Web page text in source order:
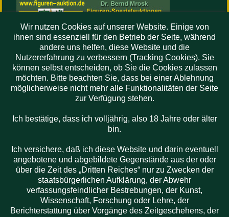
Aktuelles:
10.11.26 nutzbar.
Wir nutzen Cookies auf unserer Website. Einige von
ihnen sind essenziell für den Betrieb der Seite, während
andere uns helfen, diese Website und die
Nutzererfahrung zu verbessern (Tracking Cookies). Sie
können selbst entscheiden, ob Sie die Cookies zulassen
möchten. Bitte beachten Sie, dass bei einer Ablehnung
möglicherweise nicht mehr alle Funktionalitäten der Seite
zur Verfügung stehen.
Ich bestätige, dass ich volljährig, also 18 Jahre oder älter
bin.
Ich versichere, daß ich diese Website und darin eventuell
angebotene und abgebildete Gegenstände aus der oder
über die Zeit des „Dritten Reiches“ nur zu Zwecken der
staatsbürgerlichen Aufklärung, der Abwehr
verfassungsfeindlicher Bestrebungen, der Kunst,
Wissenschaft, Forschung oder Lehre, der
Berichterstattung über Vorgänge des Zeitgeschehens, der